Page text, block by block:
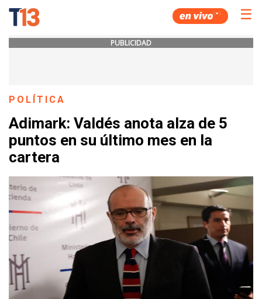
☰
PUBLICIDAD
POLÍTICA
Adimark: Valdés anota alza de 5
puntos en su último mes en la
cartera